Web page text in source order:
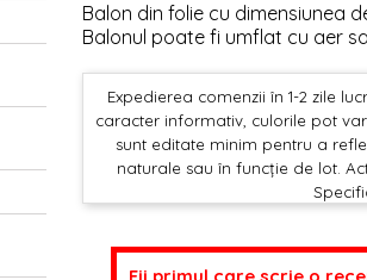
Balon din folie cu dimensiunea
Balonul poate fi umflat cu aer
Expedierea comenzii în 1-2 zile
caracter informativ, culorile pot
sunt editate minim pentru a
naturale sau în funcție de lot.